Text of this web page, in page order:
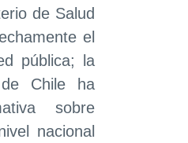
de Salud
el
pública; la
Chile ha
sobre
nacional